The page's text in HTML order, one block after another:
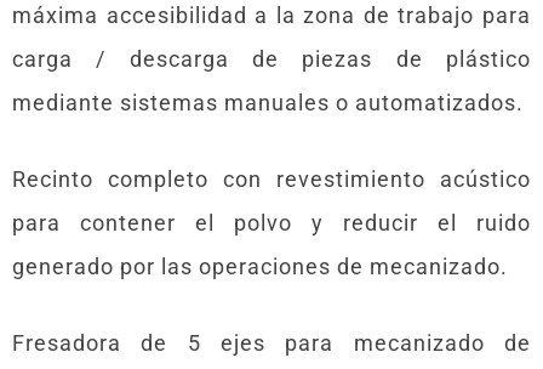
máxima accesibilidad a la zona de trabajo para
carga / descarga de piezas de plástico
mediante sistemas manuales o automatizados.
Recinto completo con revestimiento acústico
para contener el polvo y reducir el ruido
generado por las operaciones de mecanizado.
Fresadora de 5 ejes para mecanizado de